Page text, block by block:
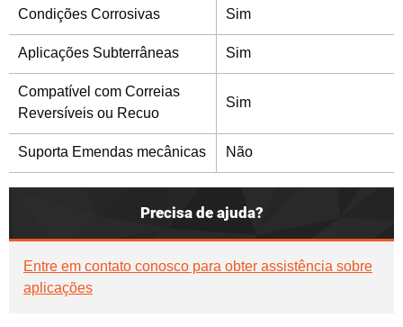
Condições Corrosivas Sim
Aplicações Subterrâneas Sim
Compatível com Correias
Reversíveis ou Recuo
Sim
Suporta Emendas mecânicas Não
Precisa de ajuda?
Entre em contato conosco para obter assistência sobre
aplicações